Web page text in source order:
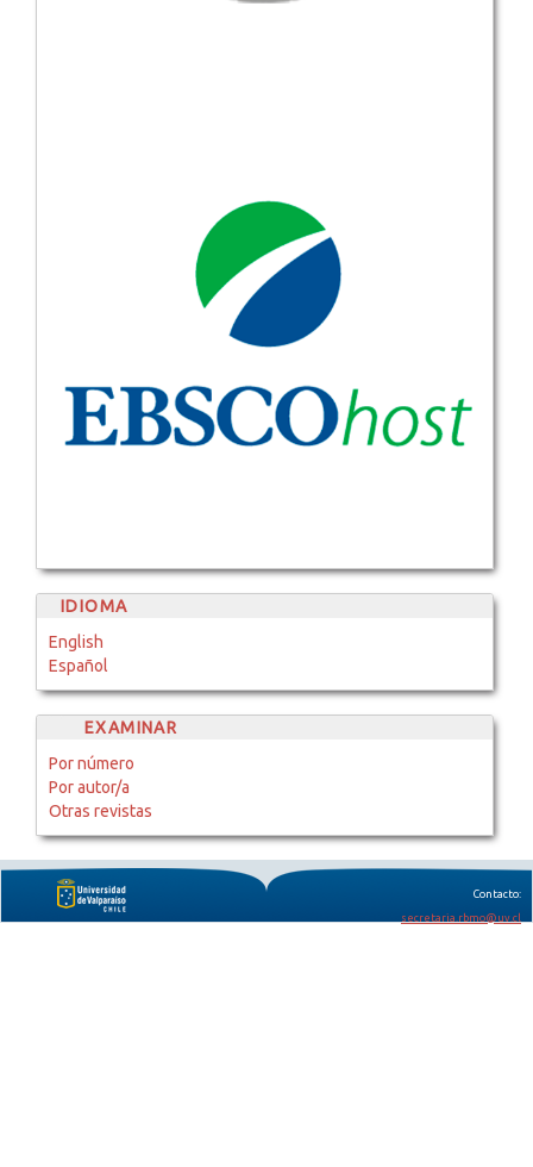
IDIOMA
English
Español
EXAMINAR
Por número
Por autor/a
Otras revistas
Contacto:
secretaria.rbmo@uv.cl